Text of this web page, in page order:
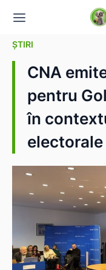
ȘTIRI
CNA
pentru
în
electorale